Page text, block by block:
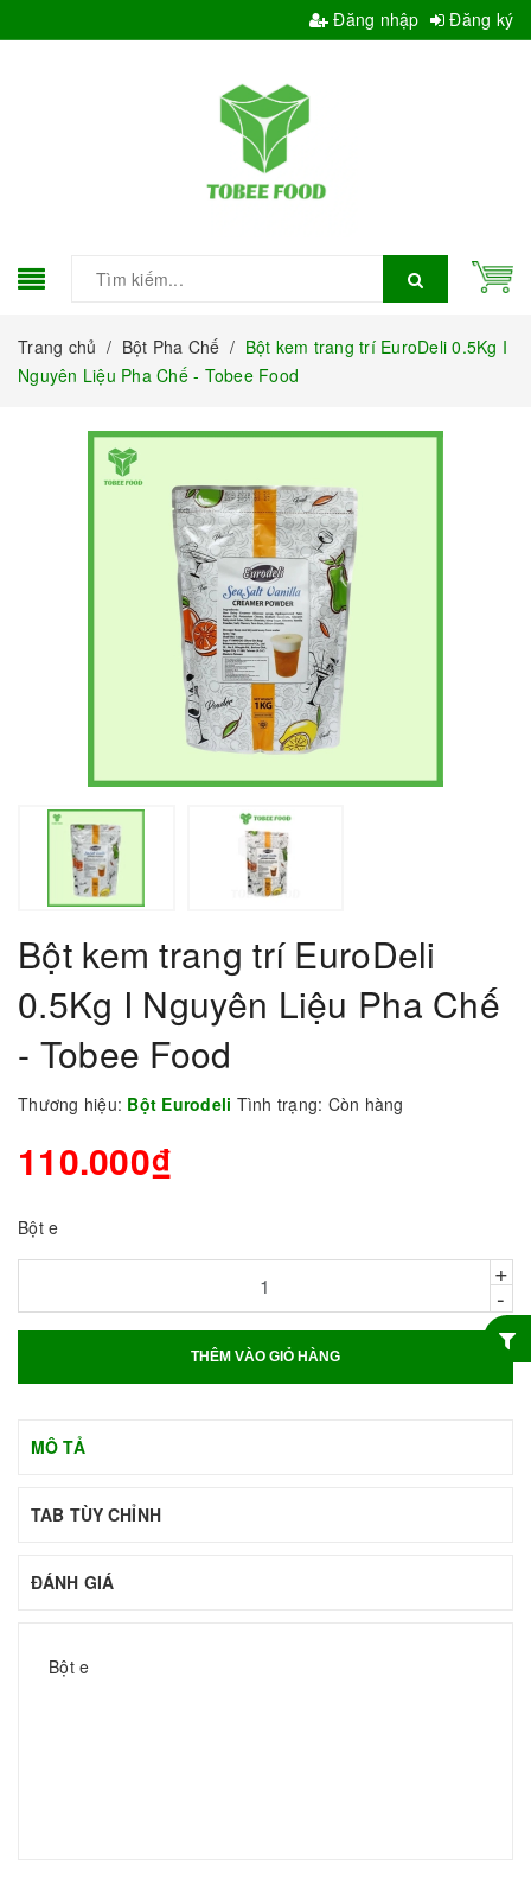
Đăng nhập Đăng ký
Trang chủ / Bột Pha Chế / Bột kem trang trí EuroDeli 0.5Kg I
Nguyên Liệu Pha Chế - Tobee Food
Bột kem trang trí EuroDeli
0.5Kg I Nguyên Liệu Pha Chế
- Tobee Food
Thương hiệu: Bột Eurodeli Tình trạng: Còn hàng
110.000₫
Bột e
+
-
THÊM VÀO GIỎ HÀNG
MÔ TẢ
TAB TÙY CHỈNH
ĐÁNH GIÁ
Bột e